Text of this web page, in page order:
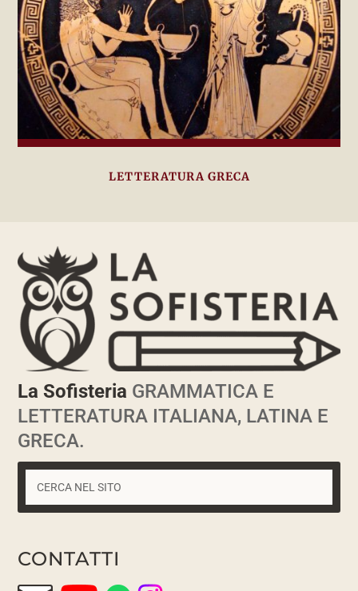
LETTERATURA GRECA
La Sofisteria GRAMMATICA E
LETTERATURA ITALIANA, LATINA E
GRECA.
CONTATTI